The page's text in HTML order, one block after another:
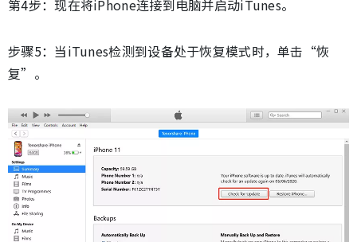
第4步：现在将iPhone连接到电脑并启动iTunes。
步骤5：当iTunes检测到设备处于恢复模式时，单击“恢
复”。